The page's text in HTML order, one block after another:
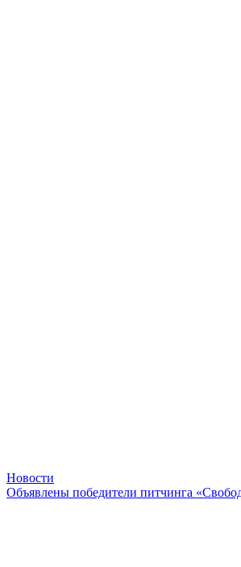
Новости
Объявлены победители питчинга